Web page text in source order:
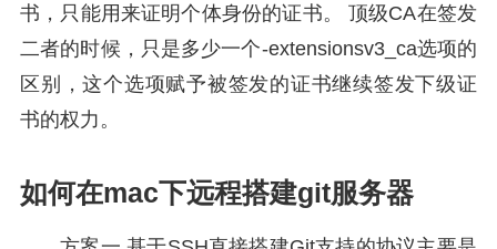
书，只能用来证明个体身份的证书。 顶级CA在签发
二者的时候，只是多少一个-extensionsv3_ca选项的
区别，这个选项赋予被签发的证书继续签发下级证
书的权力。
如何在mac下远程搭建git服务器